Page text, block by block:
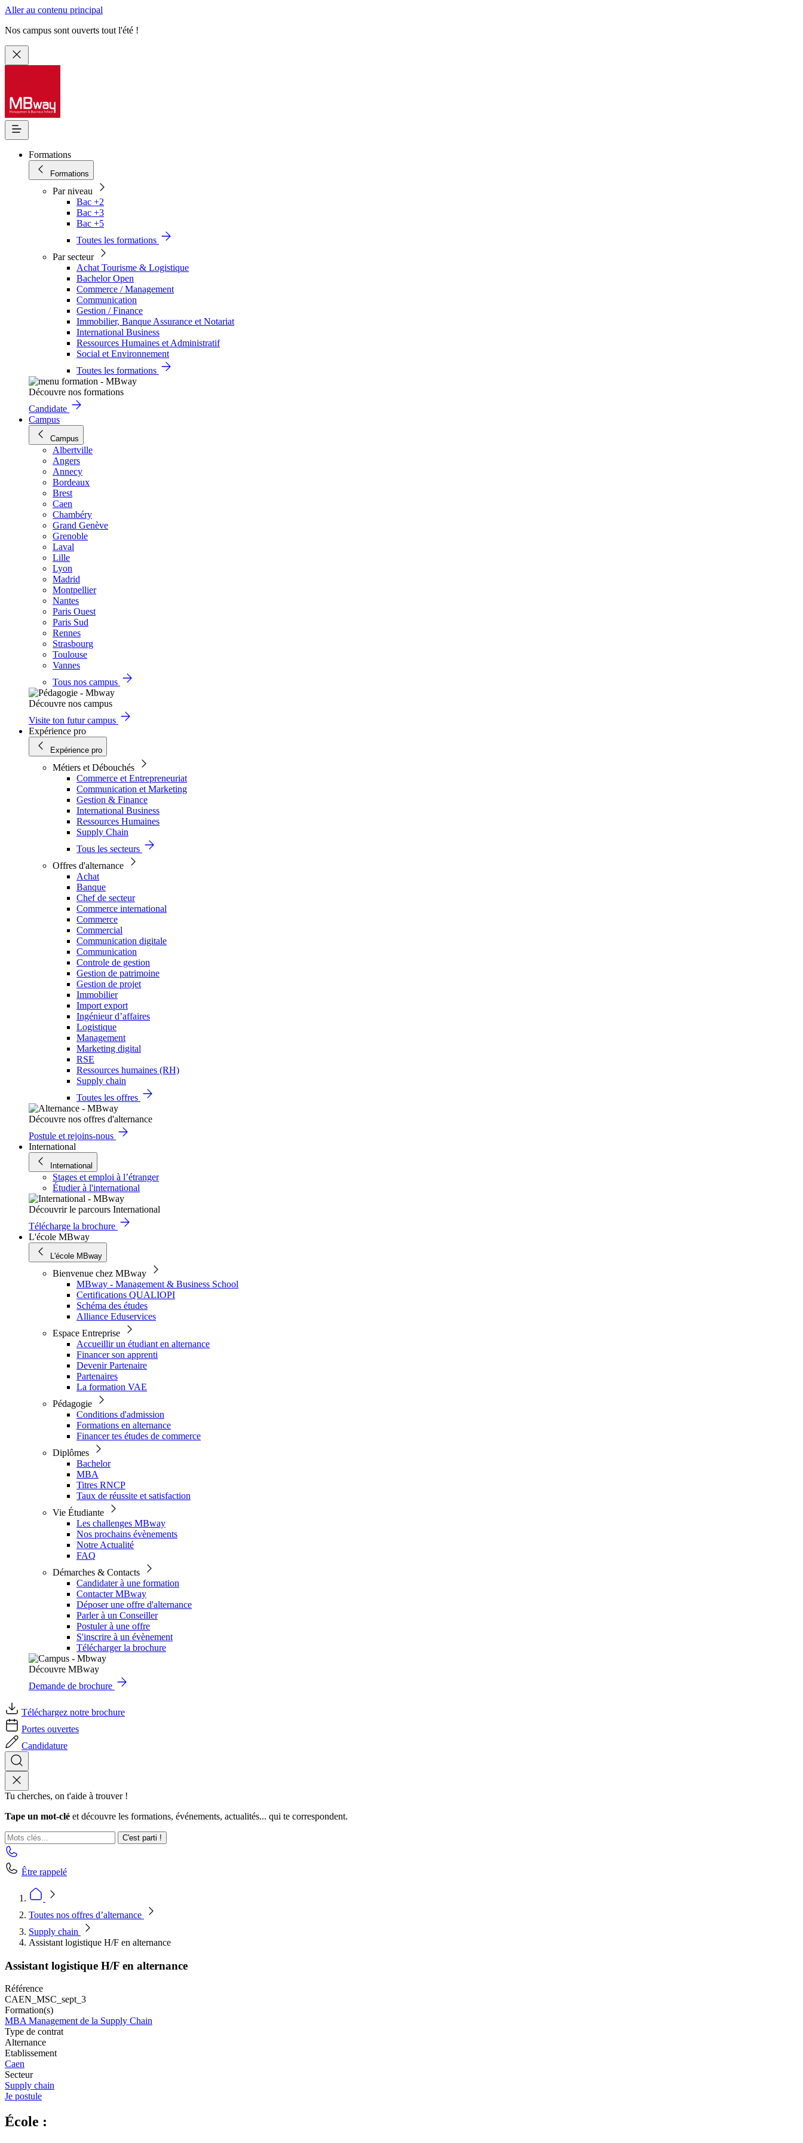
Aller au contenu principal
Nos campus sont ouverts tout l'été !
Formations
Formations
Par niveau
Bac +2
Bac +3
Bac +5
Toutes les formations
Par secteur
Achat Tourisme & Logistique
Bachelor Open
Commerce / Management
Communication
Gestion / Finance
Immobilier, Banque Assurance et Notariat
International Business
Ressources Humaines et Administratif
Social et Environnement
Toutes les formations
Découvre nos formations
Candidate
Campus
Campus
Albertville
Angers
Annecy
Bordeaux
Brest
Caen
Chambéry
Grand Genève
Grenoble
Laval
Lille
Lyon
Madrid
Montpellier
Nantes
Paris Ouest
Paris Sud
Rennes
Strasbourg
Toulouse
Vannes
Tous nos campus
Découvre nos campus
Visite ton futur campus
Expérience pro
Expérience pro
Métiers et Débouchés
Commerce et Entrepreneuriat
Communication et Marketing
Gestion & Finance
International Business
Ressources Humaines
Supply Chain
Tous les secteurs
Offres d'alternance
Achat
Banque
Chef de secteur
Commerce international
Commerce
Commercial
Communication digitale
Communication
Controle de gestion
Gestion de patrimoine
Gestion de projet
Immobilier
Import export
Ingénieur d’affaires
Logistique
Management
Marketing digital
RSE
Ressources humaines (RH)
Supply chain
Toutes les offres
Découvre nos offres d'alternance
Postule et rejoins-nous
International
International
Stages et emploi à l’étranger
Étudier à l'international
Découvrir le parcours International
Télécharge la brochure
L'école MBway
L'école MBway
Bienvenue chez MBway
MBway - Management & Business School
Certifications QUALIOPI
Schéma des études
Alliance Eduservices
Espace Entreprise
Accueillir un étudiant en alternance
Financer son apprenti
Devenir Partenaire
Partenaires
La formation VAE
Pédagogie
Conditions d'admission
Formations en alternance
Financer tes études de commerce
Diplômes
Bachelor
MBA
Titres RNCP
Taux de réussite et satisfaction
Vie Étudiante
Les challenges MBway
Nos prochains évènements
Notre Actualité
FAQ
Démarches & Contacts
Candidater à une formation
Contacter MBway
Déposer une offre d'alternance
Parler à un Conseiller
Postuler à une offre
S'inscrire à un évènement
Télécharger la brochure
Découvre MBway
Demande de brochure
Téléchargez notre brochure
Portes ouvertes
Candidature
Tu cherches, on t'aide à trouver !
Tape un mot-clé et découvre les formations, événements, actualités... qui te correspondent.
C'est parti !
Être rappelé
Toutes nos offres d’alternance
Supply chain
Assistant logistique H/F en alternance
Assistant logistique H/F en alternance
Référence
CAEN_MSC_sept_3
Formation(s)
MBA Management de la Supply Chain
Type de contrat
Alternance
Etablissement
Caen
Secteur
Supply chain
Je postule
École :